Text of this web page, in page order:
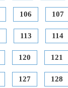
106 107
113 114
120 121
127 128